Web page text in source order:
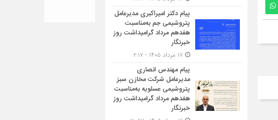
پیام دکتر امیراکبری مدیرعامل
پتروشیمی جم به‌مناسبت
هفدهم مرداد گرامیداشت روز
خبرنگار
پیام مهندس انصاری
مدیرعامل شرکت مخازن سبز
پتروشیمی عسلویه به‌مناسبت
هفدهم مرداد گرامیداشت روز
خبرنگار